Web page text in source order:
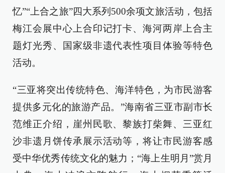
忆”“上合之旅”四大系列500余项文旅活动，包括
梅江会展中心上合印记打卡、海河两岸上合主
题灯光秀、国家级非遗代表性项目体验等特色
活动。
“三亚将突出传统特色、海洋特色，为市民游客
提供多元化的旅游产品。”海南省三亚市副市长
范维正介绍，崖州民歌、黎族打柴舞、三亚红
沙非遗月饼传承展示活动等，将让市民游客感
受中华优秀传统文化的魅力；“海上生明月”赏月